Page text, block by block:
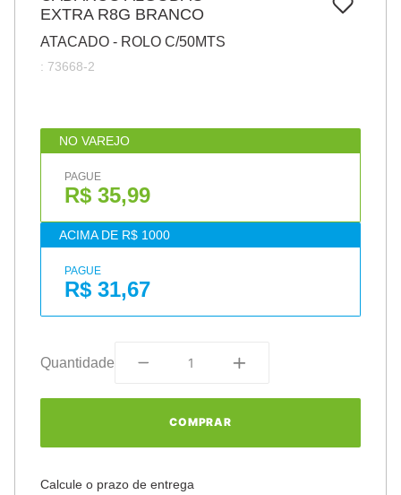
EXTRA R8G BRANCO
ATACADO - ROLO C/50MTS
: 73668-2
NO VAREJO
PAGUE
R$ 35,99
ACIMA DE R$ 1000
PAGUE
R$ 31,67
Quantidade
COMPRAR
Calcule o prazo de entrega
papel
cola
havaianas